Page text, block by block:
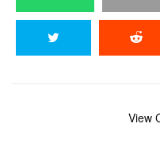
View